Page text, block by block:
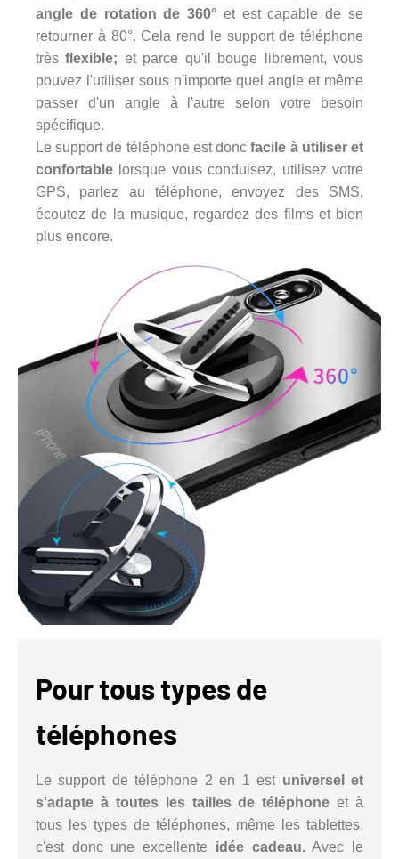
angle de rotation de 360° et est capable de se
retourner à 80°. Cela rend le support de téléphone
trèsflexible; et parce qu'il bouge librement, vous
pouvez l'utiliser sous n'importe quel angle et même
passer d'un angle à l'autre selon votre besoin
spécifique.
Le support de téléphone est doncfacile à utiliser et
confortable lorsque vous conduisez, utilisez votre
GPS, parlez au téléphone, envoyez des SMS,
écoutez de la musique, regardez des films et bien
plus encore.
Pour tous types de
téléphones
Le support de téléphone 2 en 1 est universel et
s'adapte à toutes les tailles de téléphone et à
tous les types de téléphones, même les tablettes,
c'est donc une excellente idée cadeau.Avec le